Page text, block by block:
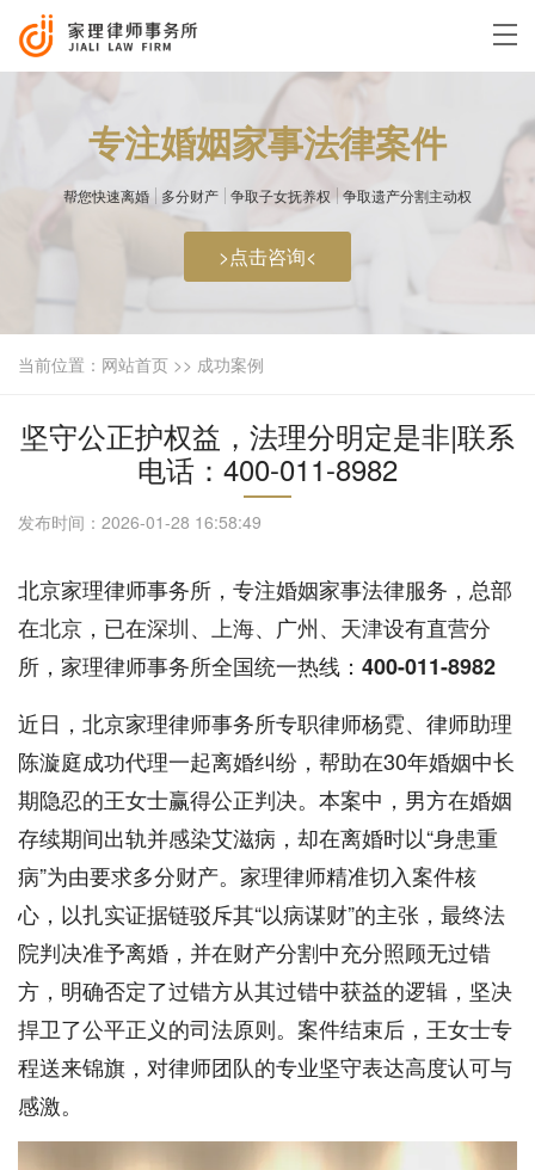
专注婚姻家事法律案件
帮您快速离婚 多分财产 争取子女抚养权 争取遗产分割主动权
>点击咨询<
当前位置： 网站首页 >> 成功案例
坚守公正护权益，法理分明定是非|联系
电话：400-011-8982
发布时间：2026-01-28 16:58:49
北京家理律师事务所，专注婚姻家事法律服务，总部
在北京 ，已在深圳、 上海、广州、 天津设有直营分
所，家理律师事务所全国统一热线： 400-011-8982
近日，北京家理律师事务所专职律师杨霓、律师助理
陈漩庭成功代理一起离婚纠纷，帮助在30年婚姻中长
期隐忍的王女士赢得公正判决。本案中，男方在婚姻
存续期间出轨并感染艾滋病，却在离婚时以“身患重
病”为由要求多分财产。家理律师精准切入案件核
心，以扎实证据链驳斥其“以病谋财”的主张，最终法
院判决准予离婚，并在财产分割中充分照顾无过错
方，明确否定了过错方从其过错中获益的逻辑，坚决
捍卫了公平正义的司法原则。案件结束后，王女士专
程送来锦旗，对律师团队的专业坚守表达高度认可与
感激。